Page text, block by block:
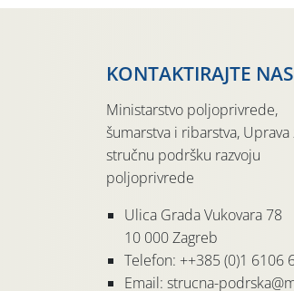
KONTAKTIRAJTE NAS
Ministarstvo poljoprivrede,
šumarstva i ribarstva, Uprava
stručnu podršku razvoju
poljoprivrede
Ulica Grada Vukovara 78
10 000 Zagreb
Telefon: ++385 (0)1 6106
Email: strucna-